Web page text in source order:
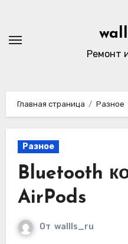
содержимому
Ремонт
Главная страница Разное
Разное
Bluetooth
AirPods
От wallls_ru